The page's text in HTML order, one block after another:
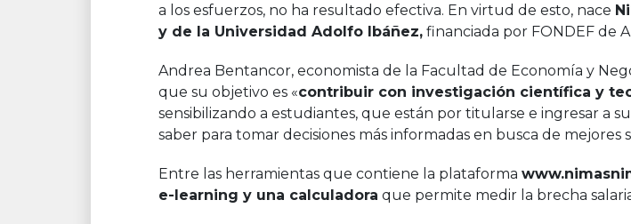
a los esfuerzos, no ha resultado efectiva. En virtud de esto, nace
y de la Universidad Adolfo Ibáñez, financiada por FONDEF de
Andrea Bentancor, economista de la Facultad de Economía y
que su objetivo es «contribuir con investigación científica y
sensibilizando a estudiantes, que están por titularse e ingresar a
saber para tomar decisiones más informadas en busca de mejores
Entre las herramientas que contiene la plataforma
e-learning y una calculadora que permite medir la brecha